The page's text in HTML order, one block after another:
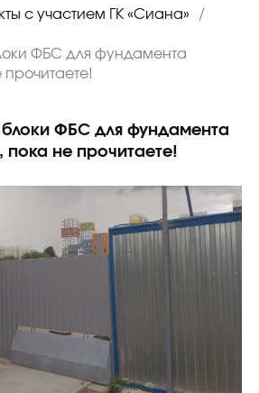
с участием ГК «Сиана»
/
ФБС для фундамента
блоки ФБС для фундамента
пока не прочитаете!